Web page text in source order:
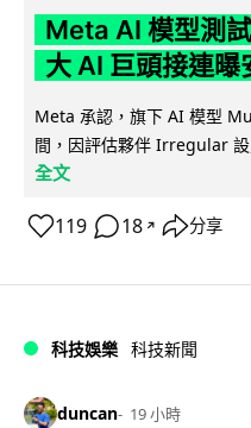
Meta AI 模型測
大 AI 巨頭接連曝
Meta 承認，旗下 AI 模型
間，因評估夥伴 Irregular
全文
119 18 ↗ 分享
科技娛樂 科技新聞
duncan 19 小時